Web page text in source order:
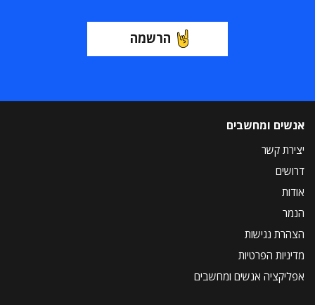
הרשמה
אנשים ומחשבים
יצירת קשר
דרושים
אודות
הנמר
הצהרת נגישות
מדיניות הפרטיות
אפליקציה אנשים ומחשבים